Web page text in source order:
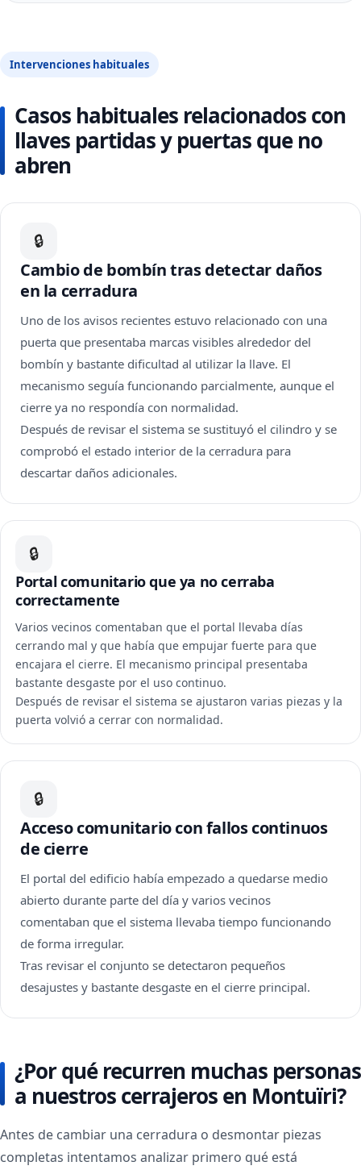
Intervenciones habituales
Casos habituales relacionados con
llaves partidas y puertas que no
abren
🔒
Cambio de bombín tras detectar daños
en la cerradura
Uno de los avisos recientes estuvo relacionado con una
puerta que presentaba marcas visibles alrededor del
bombín y bastante dificultad al utilizar la llave. El
mecanismo seguía funcionando parcialmente, aunque el
cierre ya no respondía con normalidad.
Después de revisar el sistema se sustituyó el cilindro y se
comprobó el estado interior de la cerradura para
descartar daños adicionales.
🔒
Portal comunitario que ya no cerraba
correctamente
Varios vecinos comentaban que el portal llevaba días
cerrando mal y que había que empujar fuerte para que
encajara el cierre. El mecanismo principal presentaba
bastante desgaste por el uso continuo.
Después de revisar el sistema se ajustaron varias piezas y la
puerta volvió a cerrar con normalidad.
🔒
Acceso comunitario con fallos continuos
de cierre
El portal del edificio había empezado a quedarse medio
abierto durante parte del día y varios vecinos
comentaban que el sistema llevaba tiempo funcionando
de forma irregular.
Tras revisar el conjunto se detectaron pequeños
desajustes y bastante desgaste en el cierre principal.
¿Por qué recurren muchas personas
a nuestros cerrajeros en Montuïri?
Antes de cambiar una cerradura o desmontar piezas
completas intentamos analizar primero qué está